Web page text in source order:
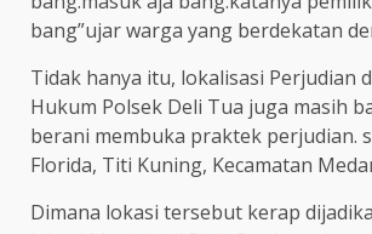
bang”ujar warga yang berdekatan
Tidak hanya itu, lokalisasi Perjudian
Hukum Polsek Deli Tua juga masih
berani membuka praktek perjudian.
Florida, Titi Kuning, Kecamatan
Dimana lokasi tersebut kerap